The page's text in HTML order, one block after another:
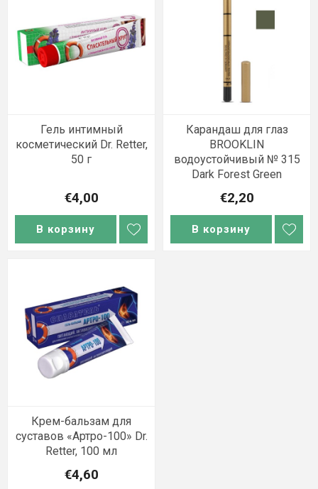
Гель интимный
косметический Dr. Retter,
50 г
€4,00
В корзину
Карандаш для глаз
BROOKLIN
водоустойчивый № 315
Dark Forest Green
€2,20
В корзину
Крем-бальзам для
суставов «Артро-100» Dr.
Retter, 100 мл
€4,60